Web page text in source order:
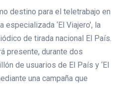
destino para el teletrabajo en
‘El Viajero’, la
de tirada nacional El País.
presente, durante dos
de usuarios de El País y ‘El
una campaña que